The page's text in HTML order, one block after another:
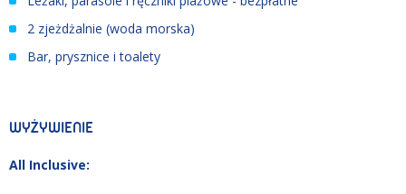
2 zjeżdżalnie (woda morska)
Bar, prysznice i toalety
WYŻYWIENIE
All Inclusive: